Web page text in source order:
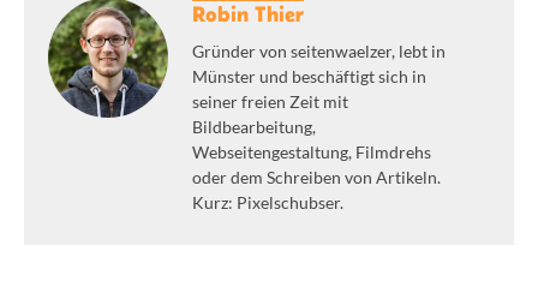
Robin Thier
Gründer von seitenwaelzer, lebt in
Münster und beschäftigt sich in
seiner freien Zeit mit
Bildbearbeitung,
Webseitengestaltung, Filmdrehs
oder dem Schreiben von Artikeln.
Kurz: Pixelschubser.